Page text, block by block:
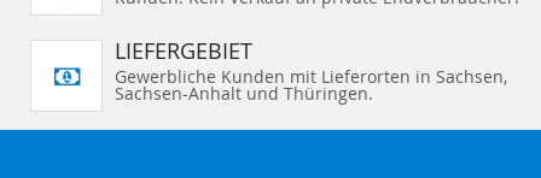
LIEFERGEBIET
Gewerbliche Kunden mit Lieferorten in Sachsen,
Sachsen-Anhalt und Thüringen.